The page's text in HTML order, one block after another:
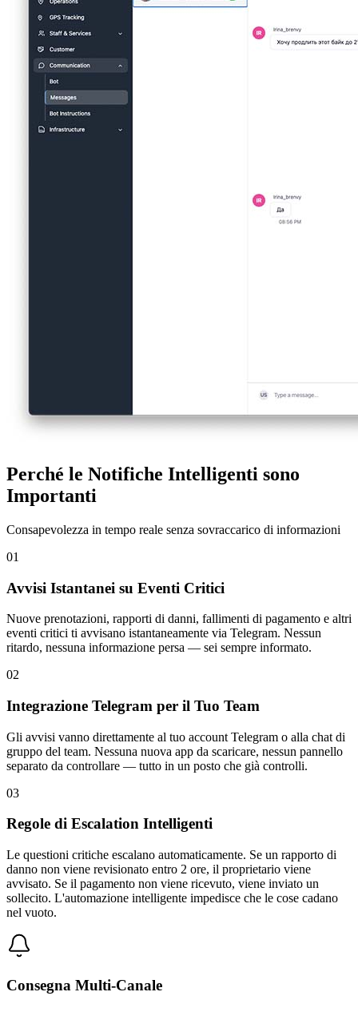
Perché le Notifiche Intelligenti sono
Importanti
Consapevolezza in tempo reale senza sovraccarico di informazioni
01
Avvisi Istantanei su Eventi Critici
Nuove prenotazioni, rapporti di danni, fallimenti di pagamento e altri
eventi critici ti avvisano istantaneamente via Telegram. Nessun
ritardo, nessuna informazione persa — sei sempre informato.
02
Integrazione Telegram per il Tuo Team
Gli avvisi vanno direttamente al tuo account Telegram o alla chat di
gruppo del team. Nessuna nuova app da scaricare, nessun pannello
separato da controllare — tutto in un posto che già controlli.
03
Regole di Escalation Intelligenti
Le questioni critiche escalano automaticamente. Se un rapporto di
danno non viene revisionato entro 2 ore, il proprietario viene
avvisato. Se il pagamento non viene ricevuto, viene inviato un
sollecito. L'automazione intelligente impedisce che le cose cadano
nel vuoto.
Consegna Multi-Canale